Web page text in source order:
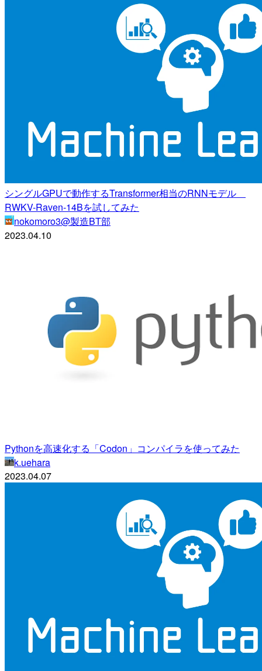
シングルGPUで動作するTransformer相当のRNNモデル
RWKV-Raven-14Bを試してみた
nokomoro3@製造BT部
2023.04.10
Pythonを高速化する「Codon」コンパイラを使ってみた
k.uehara
2023.04.07